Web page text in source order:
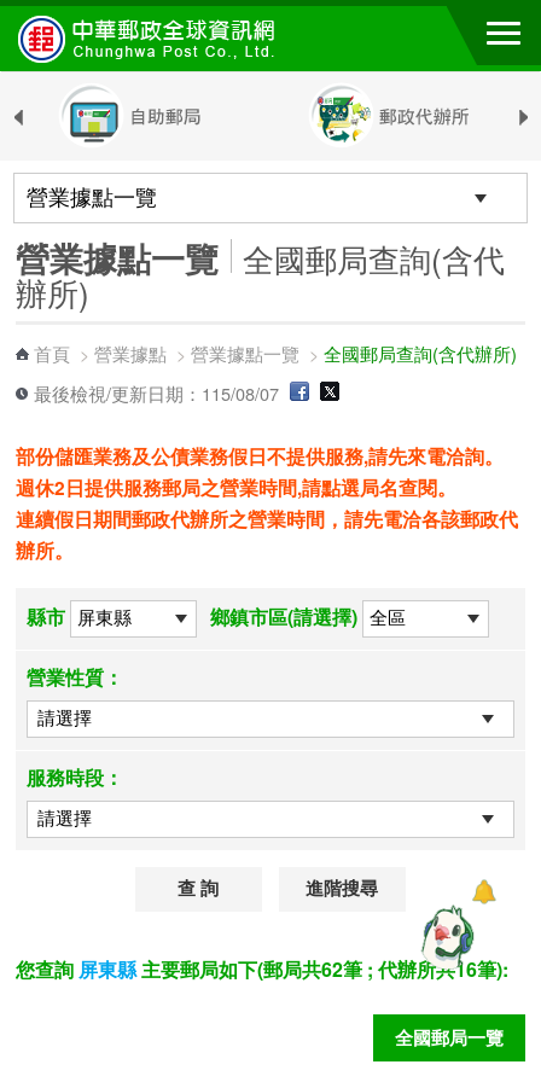
跳到主要內容區塊
營業據點一覽 全國郵局查詢(含代
辦所)
首頁 >營業據點 >營業據點一覽 >全國郵局查詢(含代辦所)
最後檢視/更新日期：115/08/07
部份儲匯業務及公債業務假日不提供服務,請先來電洽詢。
週休2日提供服務郵局之營業時間,請點選局名查閱。
連續假日期間郵政代辦所之營業時間，請先電洽各該郵政代
辦所。
縣市 鄉鎮市區(請選擇)
營業性質：
服務時段：
進階搜尋
您查詢 屏東縣 主要郵局如下(郵局共62筆 ; 代辦所共16筆):
全國郵局一覽